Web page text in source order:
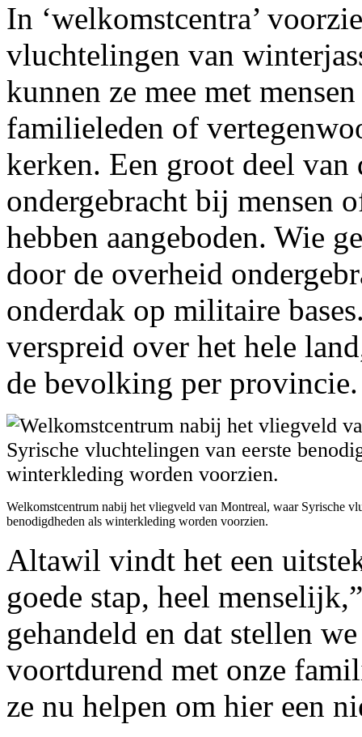
In ‘welkomstcentra’
vluchtelingen van
kunnen ze mee met
familieleden of
kerken. Een groot deel
ondergebracht bij mensen
hebben aangeboden. Wie
door de overheid
onderdak op militaire
verspreid over het hele
de bevolking per
Welkomstcentrum nabij het vliegveld van Montreal, waar Syrische
benodigdheden als winterkleding worden voorzien.
Altawil vindt het een
goede stap, heel
gehandeld en dat stellen
voortdurend met onze
ze nu helpen om hier een